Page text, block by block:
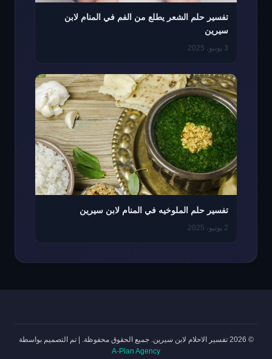
تفسير حلم الشعر يطلع من الفم في المنام لابن
سيرين
3 يونيو، 2025
تفسير حلم الملوخيه في المنام لابن سيرين
2 يونيو، 2025
© 2026 تفسير الاحلام لابن سيرين. جميع الحقوق محفوظة. |تم التصميم بواسطة
A-Plan Agency